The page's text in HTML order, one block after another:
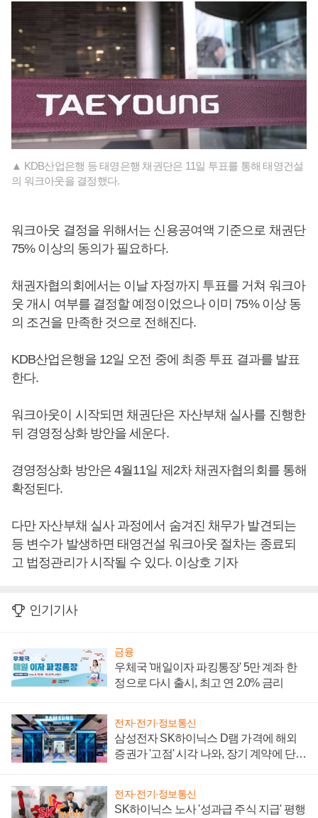
▲ KDB산업은행 등 태영은행 채권단은 11일 투표를 통해 태영건설
의 워크아웃을 결정했다.
워크아웃 결정을 위해서는 신용공여액 기준으로 채권단
75% 이상의 동의가 필요하다.
채권자협의회에서는 이날 자정까지 투표를 거쳐 워크아
웃 개시 여부를 결정할 예정이었으나 이미 75% 이상 동
의 조건을 만족한 것으로 전해진다.
KDB산업은행을 12일 오전 중에 최종 투표 결과를 발표
한다.
워크아웃이 시작되면 채권단은 자산부채 실사를 진행한
뒤 경영정상화 방안을 세운다.
경영정상화 방안은 4월11일 제2차 채권자협의회를 통해
확정된다.
다만 자산부채 실사 과정에서 숨겨진 채무가 발견되는
등 변수가 발생하면 태영건설 워크아웃 절차는 종료되
고 법정관리가 시작될 수 있다. 이상호 기자
인기기사
금융
우체국 '매일이자 파킹통장' 5만 계좌 한
정으로 다시 출시, 최고 연 2.0% 금리
전자·전기·정보통신
삼성전자 SK하이닉스 D램 가격에 해외
증권가 '고점' 시각 나와, 장기 계약에 단점
전자·전기·정보통신
SK하이닉스 노사 '성과급 주식 지급' 평행